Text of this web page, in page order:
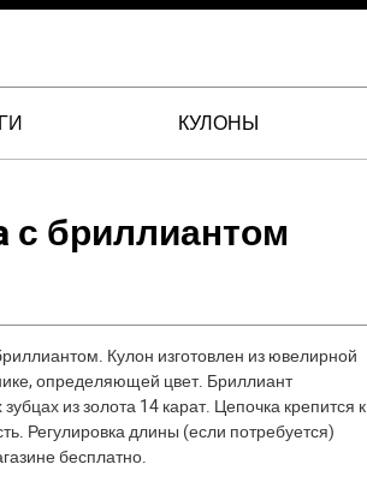
КУЛОНЫ
с бриллиантом
Кулон изготовлен из ювелирной
определяющей цвет. Бриллиант
из золота 14 карат. Цепочка крепится к
Регулировка длины (если потребуется)
бесплатно.